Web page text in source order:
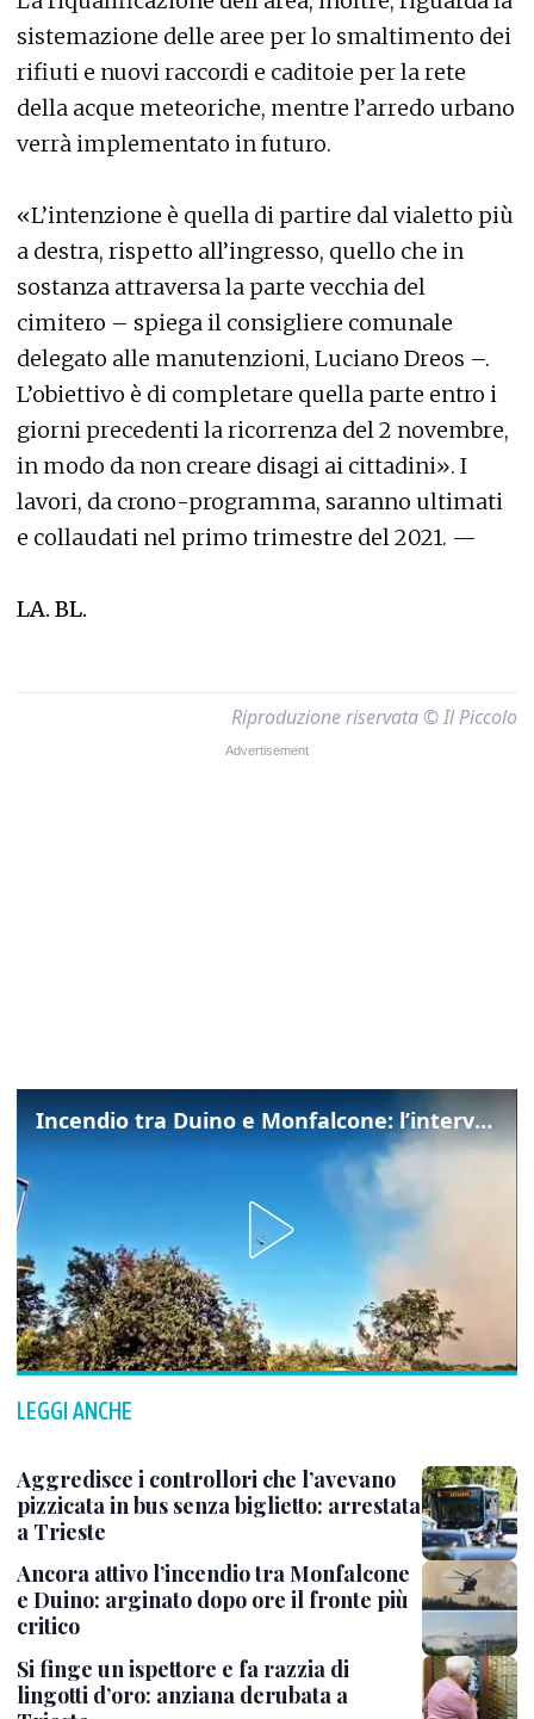
sistemazione delle aree per lo smaltimento dei
rifiuti e nuovi raccordi e caditoie per la rete
della acque meteoriche, mentre l’arredo urbano
verrà implementato in futuro.
«L’intenzione è quella di partire dal vialetto più
a destra, rispetto all’ingresso, quello che in
sostanza attraversa la parte vecchia del
cimitero – spiega il consigliere comunale
delegato alle manutenzioni, Luciano Dreos –.
L’obiettivo è di completare quella parte entro i
giorni precedenti la ricorrenza del 2 novembre,
in modo da non creare disagi ai cittadini». I
lavori, da crono-programma, saranno ultimati
e collaudati nel primo trimestre del 2021. —
LA. BL.
Riproduzione riservata © Il Piccolo
Incendio tra Duino e Monfalcone: l’intervento dei vigili del fuoco
LEGGI ANCHE
Aggredisce i controllori che l’avevano
pizzicata in bus senza biglietto: arrestata
a Trieste
Ancora attivo l’incendio tra Monfalcone
e Duino: arginato dopo ore il fronte più
critico
Si finge un ispettore e fa razzia di
lingotti d’oro: anziana derubata a